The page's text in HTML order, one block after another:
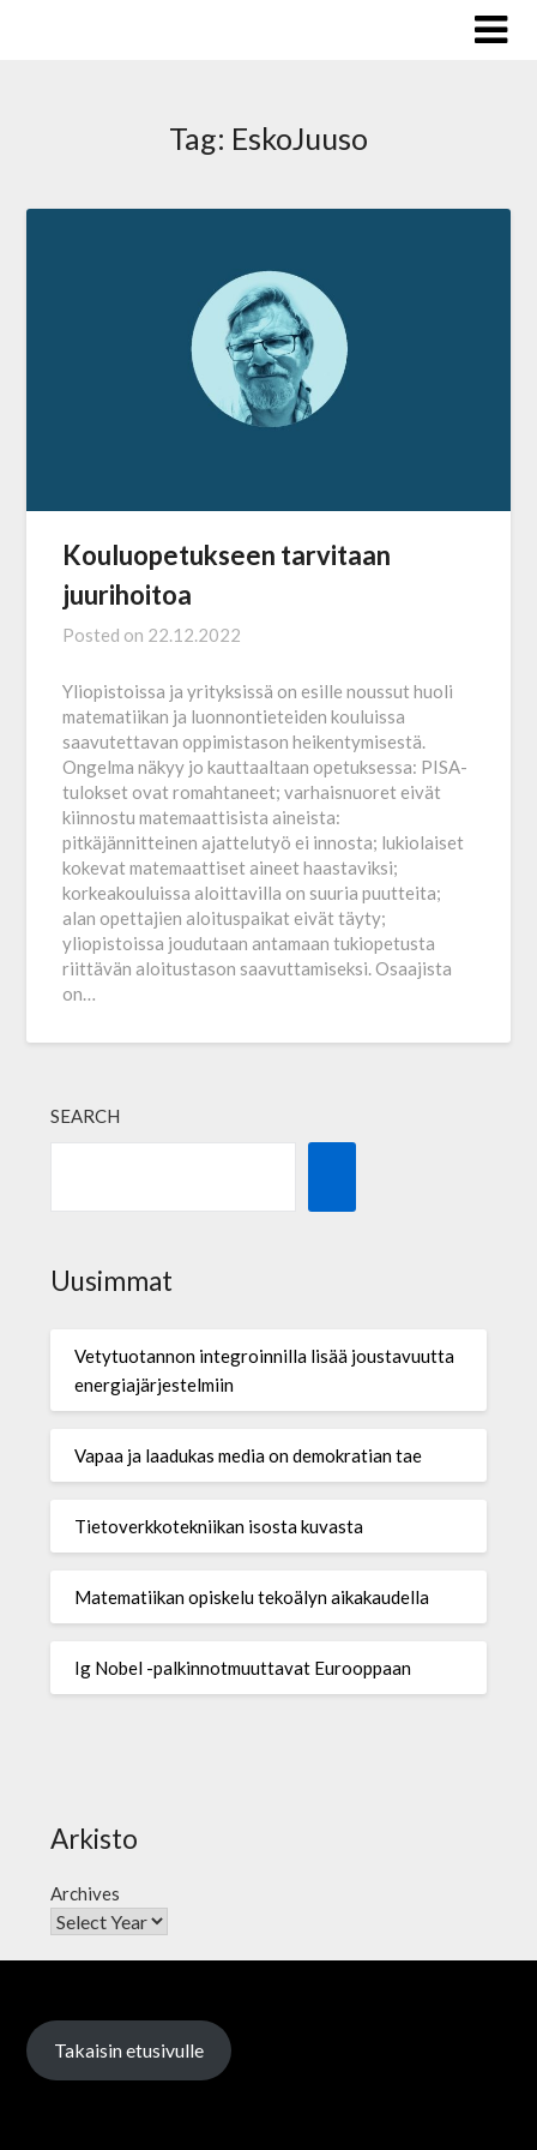
Tag: EskoJuuso
Kouluopetukseen tarvitaan
juurihoitoa
Posted on 22.12.2022
Yliopistoissa ja yrityksissä on esille noussut huoli
matematiikan ja luonnon­tieteiden kouluissa
saavutettavan oppimistason heikentymisestä.
Ongelma näkyy jo kauttaaltaan opetuksessa: PISA-
tulokset ovat romahtaneet; varhaisnuoret eivät
kiinnostu matemaattisista aineista:
pitkäjännitteinen ajattelutyö ei innosta; lukiolaiset
kokevat matemaattiset aineet haastaviksi;
korkeakouluissa aloittavilla on suuria puutteita;
alan opettajien aloituspaikat eivät täyty;
yliopistoissa joudutaan antamaan tuki­opetusta
riittävän aloitustason saavuttamiseksi. Osaajista
on…
SEARCH
Uusimmat
Vetytuotannon integroinnilla lisää joustavuutta
energiajärjestelmiin
Vapaa ja laadukas media on demokratian tae
Tietoverkkotekniikan isosta kuvasta
Matematiikan opiskelu tekoälyn aikakaudella
Ig Nobel -palkinnotmuuttavat Eurooppaan
Arkisto
Archives
Takaisin etusivulle